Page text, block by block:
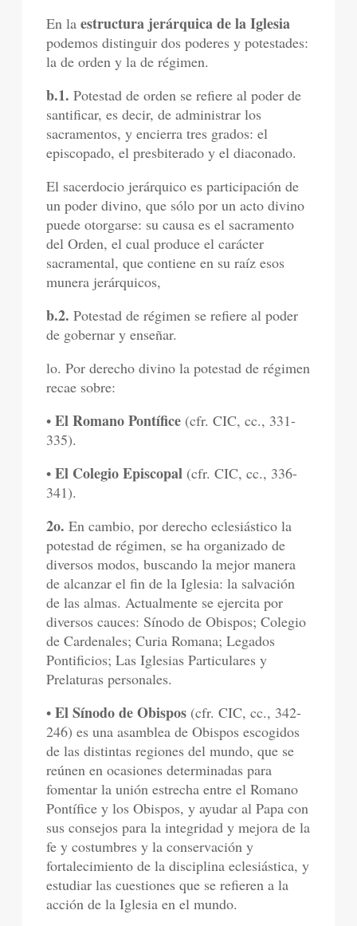
En laestructura jerárquica de la Iglesia
podemos distinguir dos poderes y potestades:
la de orden y la de régimen.
b.1. Potestad de orden se refiere al poder de
santificar, es decir, de administrar los
sacramentos, y encierra tres grados: el
episcopado, el presbiterado y el diaconado.
El sacerdocio jerárquico es participación de
un poder divino, que sólo por un acto divino
puede otorgarse: su causa es el sacramento
del Orden, el cual produce el carácter
sacramental, que contiene en su raíz esos
munera jerárquicos,
b.2. Potestad de régimen se refiere al poder
de gobernar y enseñar.
lo. Por derecho divino la potestad de régimen
recae sobre:
•El Romano Pontífice (cfr. CIC, cc., 331-
335).
•El Colegio Episcopal (cfr. CIC, cc., 336-
341).
2o.En cambio, por derecho eclesiástico la
potestad de régimen, se ha organizado de
diversos modos, buscando la mejor manera
de alcanzar el fin de la Iglesia: la salvación
de las almas. Actualmente se ejercita por
diversos cauces: Sínodo de Obispos; Colegio
de Cardenales; Curia Romana; Legados
Pontificios; Las Iglesias Particulares y
Prelaturas personales.
•El Sínodo de Obispos (cfr. CIC, cc., 342-
246) es una asamblea de Obispos escogidos
de las distintas regiones del mundo, que se
reúnen en ocasiones determinadas para
fomentar la unión estrecha entre el Romano
Pontífice y los Obispos, y ayudar al Papa con
sus consejos para la integridad y mejora de la
fe y costumbres y la conservación y
fortalecimiento de la disciplina eclesiástica, y
estudiar las cuestiones que se refieren a la
acción de la Iglesia en el mundo.